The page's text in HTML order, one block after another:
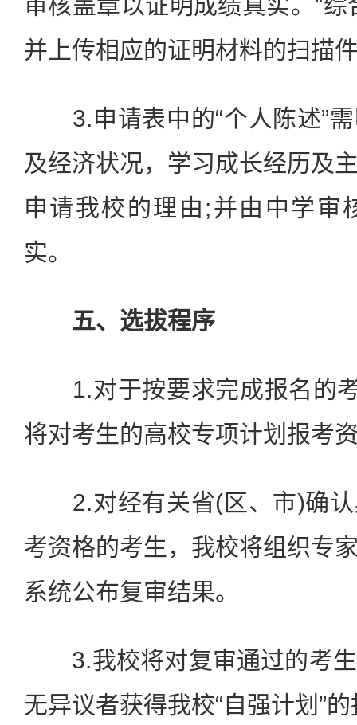
并上传相应的证明材料的扫描
3.申请表中的“个人陈述”需
及经济状况，学习成长经历及
申请我校的理由;并由中学审
实。
五、选拔程序
1.对于按要求完成报名的
将对考生的高校专项计划报考
2.对经有关省(区、市)确认
考资格的考生，我校将组织专
系统公布复审结果。
3.我校将对复审通过的考生
无异议者获得我校“自强计划”